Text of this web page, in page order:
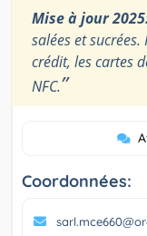
Mise à jour
salées et
crédit, les cartes
NFC.”
Coordonnées: